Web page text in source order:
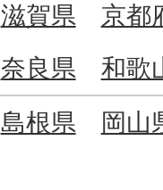
滋賀県
京都
奈良県 和歌
島根県
岡山